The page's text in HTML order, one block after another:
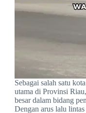
Sebagai salah satu
utama di Provinsi
besar dalam bidang
Dengan arus lalu